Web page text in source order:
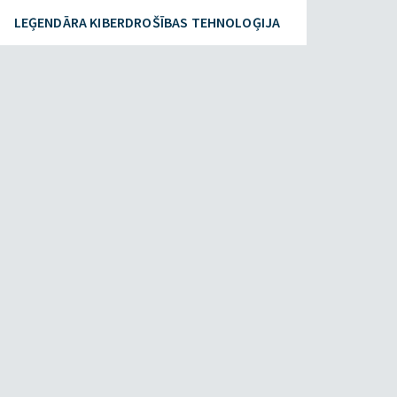
LEĢENDĀRA KIBERDROŠĪBAS TEHNOLOĢIJA